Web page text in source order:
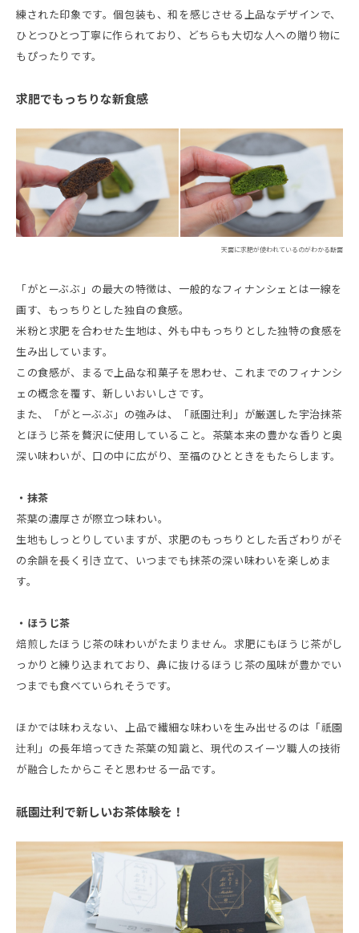
練された印象です。個包装も、和を感じさせる上品なデザインで、
ひとつひとつ丁寧に作られており、どちらも大切な人への贈り物に
もぴったりです。
求肥でもっちりな新食感
天面に求肥が使われているのがわかる断面
「がとーぶぶ」の最大の特徴は、一般的なフィナンシェとは一線を
画す、もっちりとした独自の食感。
米粉と求肥を合わせた生地は、外も中もっちりとした独特の食感を
生み出しています。
この食感が、まるで上品な和菓子を思わせ、これまでのフィナンシ
ェの概念を覆す、新しいおいしさです。
また、「がとーぶぶ」の強みは、「祇園辻利」が厳選した宇治抹茶
とほうじ茶を贅沢に使用していること。茶葉本来の豊かな香りと奥
深い味わいが、口の中に広がり、至福のひとときをもたらします。
・抹茶
茶葉の濃厚さが際立つ味わい。
生地もしっとりしていますが、求肥のもっちりとした舌ざわりがそ
の余韻を長く引き立て、いつまでも抹茶の深い味わいを楽しめま
す。
・ほうじ茶
焙煎したほうじ茶の味わいがたまりません。求肥にもほうじ茶がし
っかりと練り込まれており、鼻に抜けるほうじ茶の風味が豊かでい
つまでも食べていられそうです。
ほかでは味わえない、上品で繊細な味わいを生み出せるのは「祇園
辻利」の長年培ってきた茶葉の知識と、現代のスイーツ職人の技術
が融合したからこそと思わせる一品です。
祇園辻利で新しいお茶体験を！